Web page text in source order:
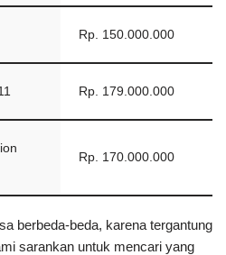
Rp. 150.000.000
Rp. 179.000.000
Rp. 170.000.000
berbeda-beda, karena tergantung
sarankan untuk mencari yang